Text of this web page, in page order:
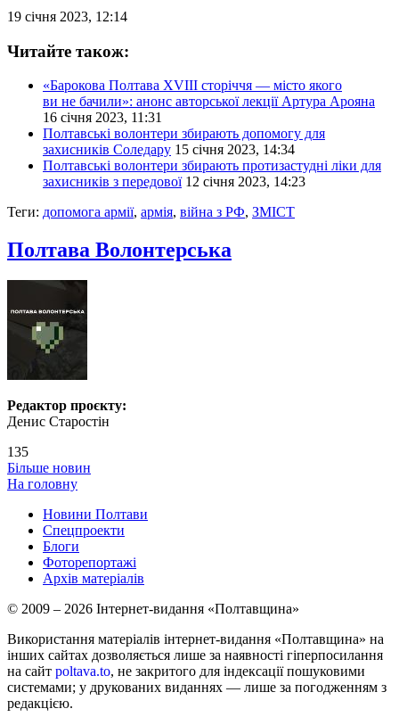
19 січня 2023, 12:14
Читайте також:
«Барокова Полтава ХVIII сторіччя — місто якого
ви не бачили»: анонс авторської лекції Артура Арояна
16 січня 2023, 11:31
Полтавські волонтери збирають допомогу для
захисників Соледару 15 січня 2023, 14:34
Полтавські волонтери збирають протизастудні ліки для
захисників з передової 12 січня 2023, 14:23
Теги: допомога армії, армія, війна з РФ, ЗМІСТ
Полтава Волонтерська
Редактор проєкту:
Денис Старостін
135
Більше новин
На головну
Новини Полтави
Спецпроекти
Блоги
Фоторепортажі
Архів матеріалів
© 2009 – 2026 Інтернет-видання «Полтавщина»
Використання матеріалів інтернет-видання «Полтавщина» на
інших сайтах дозволяється лише за наявності гіперпосилання
на сайт poltava.to, не закритого для індексації пошуковими
системами; у друкованих виданнях — лише за погодженням з
редакцією.